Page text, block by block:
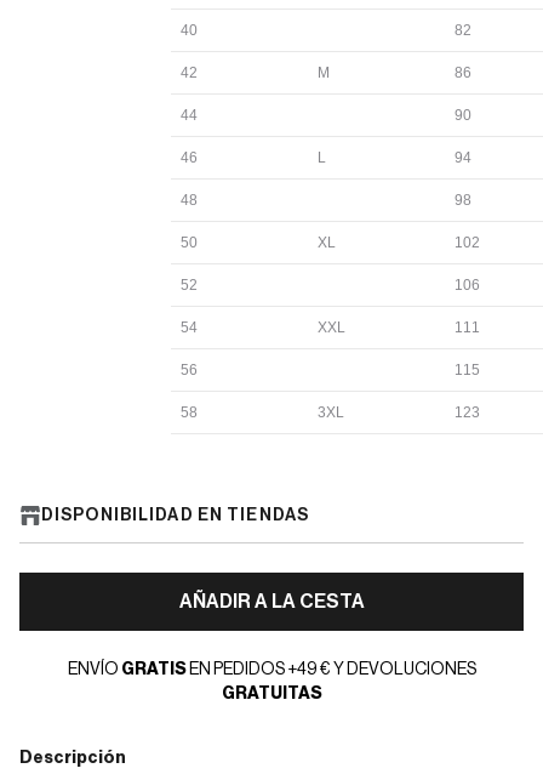
40 82
42 M 86
44 90
46 L 94
48 98
50 XL 102
52 106
54 XXL 111
56 115
58 3XL 123
DISPONIBILIDAD EN TIENDAS
AÑADIR A LA CESTA
ENVÍO GRATIS EN PEDIDOS +49 € Y DEVOLUCIONES
GRATUITAS
Descripción